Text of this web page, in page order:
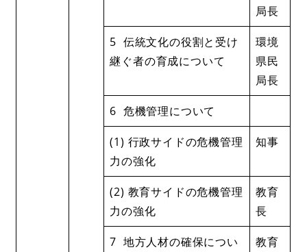
局長
5 伝統文化の役割と受け
継ぐ者の育成について
環境
県民
局長
6 危機管理について
(1) 行政サイドの危機管理
力の強化
知事
(2) 教育サイドの危機管理
力の強化
教育
長
7 地方人材の確保につい
教育